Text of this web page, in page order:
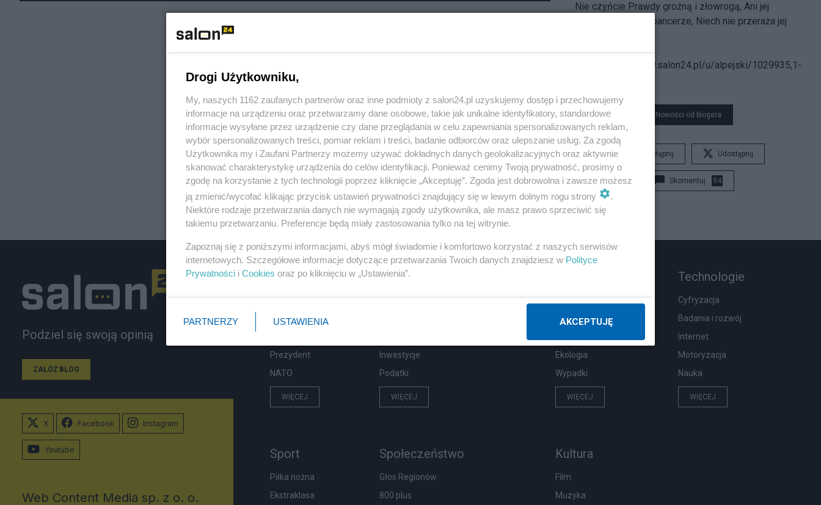
Nie czyńcie Prawdy groźną i złowrogą, Ani jej
strójcie w hełmy i pancerze, Niech nie przeraża jej
https://www.salon24.pl/u/alpejski/1029935,1-
Nowości od blogera
Udostępnij Udostępnij
Skomentuj 94
Podziel się swoją opinią
ZAŁÓŻ BLOG
Polityka
PiS
Prezydent
NATO
WIĘCEJ
Gospodarka
Inwestycje
Podatki
WIĘCEJ
Podróże
Ekologia
Wypadki
WIĘCEJ
Technologie
Cyfryzacja
Badania i rozwój
Internet
Motoryzacja
Nauka
WIĘCEJ
Sport
Piłka nożna
Ekstraklasa
Społeczeństwo
Głos Regionów
800 plus
Kultura
Film
Muzyka
X Facebook Instagram
Youtube
Web Content Media sp. z o. o.
Drogi Użytkowniku,
My, naszych 1162 zaufanych partnerów oraz inne podmioty z salon24.pl uzyskujemy dostęp i przechowujemy
informacje na urządzeniu oraz przetwarzamy dane osobowe, takie jak unikalne identyfikatory, standardowe
informacje wysyłane przez urządzenie czy dane przeglądania w celu zapewniania spersonalizowanych reklam,
wybór spersonalizowanych treści, pomiar reklam i treści, badanie odbiorców oraz ulepszanie usług. Za zgodą
Użytkownika my i Zaufani Partnerzy możemy używać dokładnych danych geolokalizacyjnych oraz aktywnie
skanować charakterystykę urządzenia do celów identyfikacji. Ponieważ cenimy Twoją prywatność, prosimy o
zgodę na korzystanie z tych technologii poprzez kliknięcie „Akceptuję”. Zgoda jest dobrowolna i zawsze możesz
ją zmienić/wycofać klikając przycisk ustawień prywatności znajdujący się w lewym dolnym rogu strony
.
Niektóre rodzaje przetwarzania danych nie wymagają zgody użytkownika, ale masz prawo sprzeciwić się
takiemu przetwarzaniu. Preferencje będą miały zastosowania tylko na tej witrynie.
Zapoznaj się z poniższymi informacjami, abyś mógł świadomie i komfortowo korzystać z naszych serwisów
internetowych. Szczegółowe informacje dotyczące przetwarzania Twoich danych znajdziesz w Polityce
Prywatności i Cookies oraz po kliknięciu w „Ustawienia”.
PARTNERZY USTAWIENIA AKCEPTUJĘ